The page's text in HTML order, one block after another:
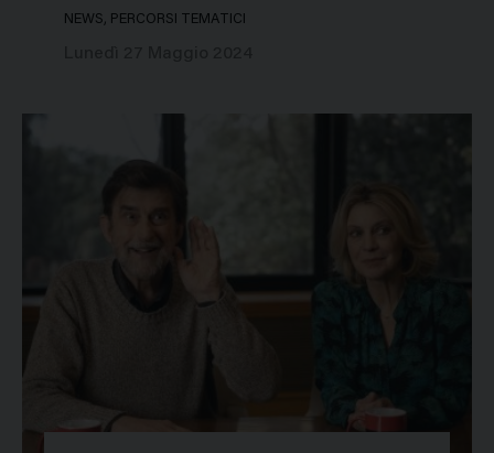
NEWS, PERCORSI TEMATICI